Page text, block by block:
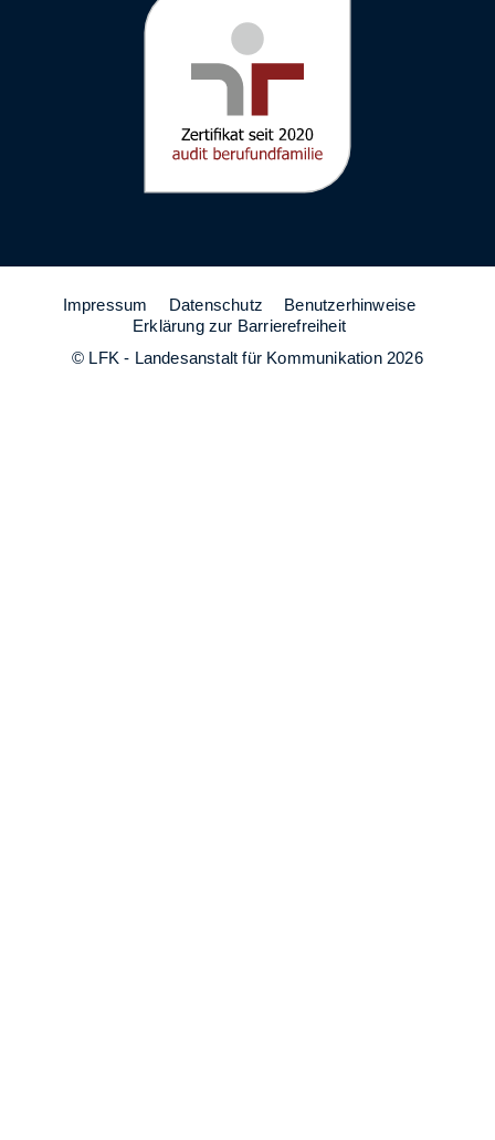
Impressum Datenschutz
Benutzerhinweise
Erklärung zur Barrierefreiheit
© LFK - Landesanstalt für Kommunikation 2026